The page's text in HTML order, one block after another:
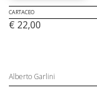
CARTACEO
€ 22,00
Alberto Garlini